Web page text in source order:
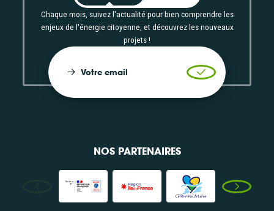
Chaque mois, suivez l'actualité pour bien comprendre les
enjeux de l'énergie citoyenne, et découvrez les nouveaux
projets !
Votre email Valider
NOS PARTENAIRES